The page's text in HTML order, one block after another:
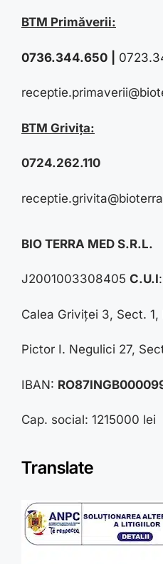
BTM Primăverii:
0736.344.650
BTM Grivița:
0724.262.110
BIO TERRA MED S.R.L.
J2001003308405 C.U.I:
Calea Griviței 3, Sect. 1,
Pictor I. Negulici 27,
IBAN:
Cap. social: 1215000 lei
Translate